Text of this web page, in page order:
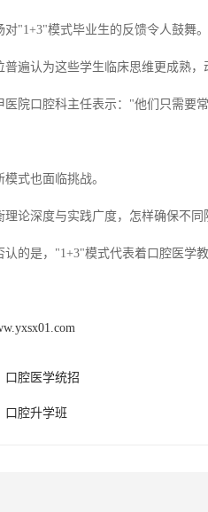
对"1+3"模式毕业生的反馈令人鼓舞。
普遍认为这些学生临床思维更成熟，
医院口腔科主任表示："他们只需要
模式也面临挑战。
理论深度与实践广度，怎样确保不
认的是，"1+3"模式代表着口腔医学
口腔医学统招
口腔升学班